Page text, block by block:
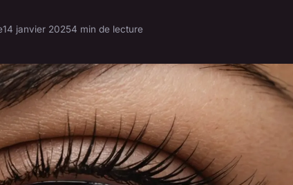
14 janvier 20254 min de lecture